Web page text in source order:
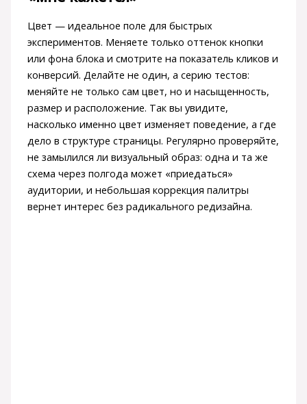
Цвет — идеальное поле для быстрых
экспериментов. Меняете только оттенок кнопки
или фона блока и смотрите на показатель кликов и
конверсий. Делайте не один, а серию тестов:
меняйте не только сам цвет, но и насыщенность,
размер и расположение. Так вы увидите,
насколько именно цвет изменяет поведение, а где
дело в структуре страницы. Регулярно проверяйте,
не замылился ли визуальный образ: одна и та же
схема через полгода может «приедаться»
аудитории, и небольшая коррекция палитры
вернет интерес без радикального редизайна.